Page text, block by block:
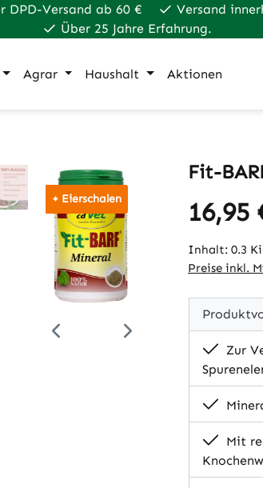
DPD-Versand ab 60 €
Versand
Über 25 Jahre Erfahrung.
Agrar Haushalt Aktionen
+ Eierschalen
Fit-
Regulärer
16,95
Inhalt: 0.3
Preise inkl.
Zur
Mit